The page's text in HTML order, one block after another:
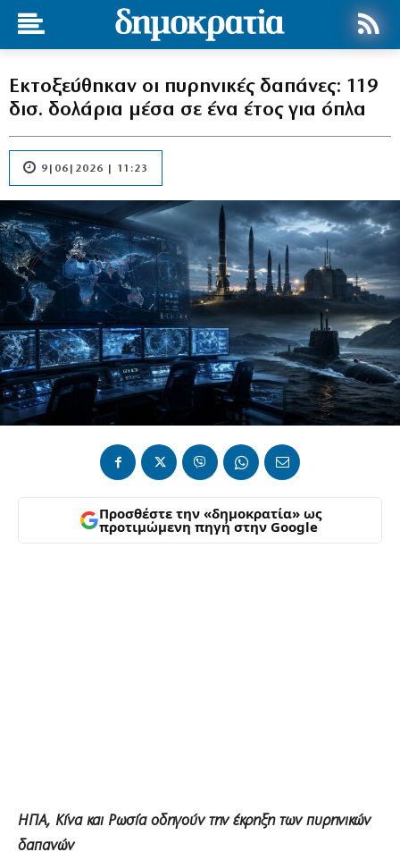
Εκτοξεύθηκαν οι πυρηνικές δαπάνες: 119
δισ. δολάρια μέσα σε ένα έτος για όπλα
9|06|2026 | 11:23
Προσθέστε την «δημοκρατία» ως
προτιμώμενη πηγή στην Google
ΗΠΑ, Κίνα και Ρωσία οδηγούν την έκρηξη των πυρηνικών
δαπανών